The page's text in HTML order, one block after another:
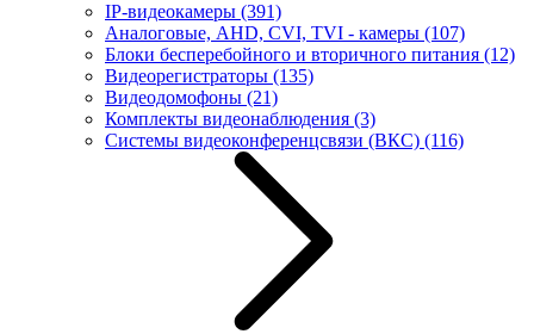
IP-видеокамеры (391)
Аналоговые, AHD, CVI, TVI - камеры (107)
Блоки бесперебойного и вторичного питания (12)
Видеорегистраторы (135)
Видеодомофоны (21)
Комплекты видеонаблюдения (3)
Системы видеоконференцсвязи (ВКС) (116)